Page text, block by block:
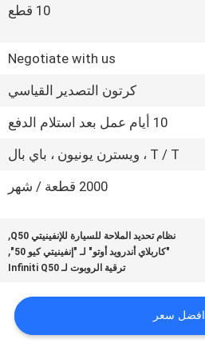
10 قطع
Negotiate with us
كرتون التصدير القياسي
10 أيام عمل بعد استلام الدفع
T / T ، ويسترن يونيون ، باي بال
2000 قطعة / شهر
نظام تحديد الملاحة للسيارة للإنفينيتي Q50 ,
"كاربلاي أندرويد أوتو" لـ "إنفينيتي كيو 50" ,
ترقية الروبوت لـ Infiniti Q50
افضل سعر